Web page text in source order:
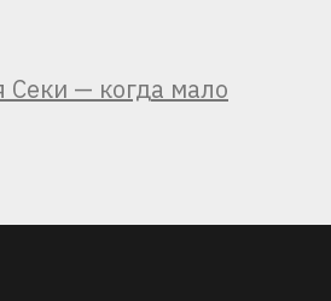
Секи — когда мало